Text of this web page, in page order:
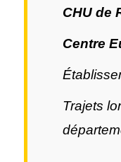
CHU de
Centre
Trajets